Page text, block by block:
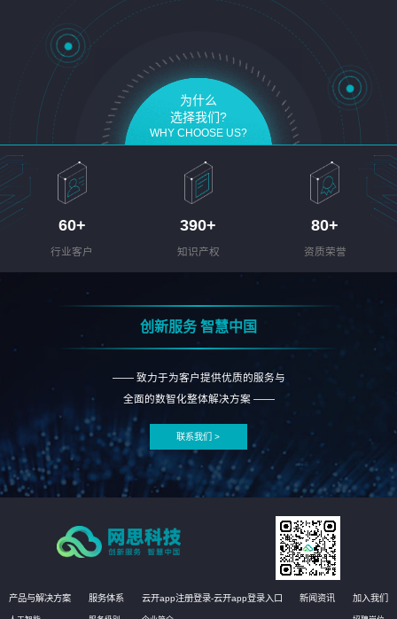
为什么
选择我们?
WHY CHOOSE US?
60+
行业客户
390+
知识产权
80+
资质荣誉
创新服务 智慧中国
—— 致力于为客户提供优质的服务与
全面的数智化整体解决方案 ——
联系我们 >
产品与解决方案 服务体系 云开app注册登录-云开app登录入口 新闻资讯 加入我们